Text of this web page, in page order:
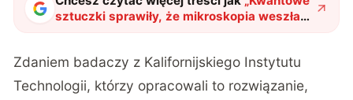
sztuczki sprawiły, że mikroskopia weszła
na jeszcze wyższy poziom"?
Zdaniem badaczy z Kalifornijskiego Instytutu
Technologii, którzy opracowali to rozwiązanie,